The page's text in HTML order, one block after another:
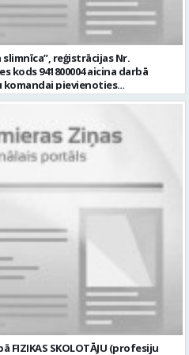
apstākļus; • motivējošu labumu
un slimnīcā noteiktajai kārtībai;
pēc sešiem nostrādātiem
aprakstu (CV) uz e-pasta adresi
“Apkopēja vakance”. Jautājumu
“Strenču psihoneiroloģiskā
Karaņikovu, tālr. 25480530. 1)
personas dati tiks apstrādāti, lai
norisi. 2) Personas datu apstrādes
slimnīca”,
Strenčos, Valmieras novadā, LV
Papildu informāciju par
iegūt interneta mājas
adrese: LATVIJA, Valkas iela 11,
vesela slodze Darbības joma:
Pieteikto vietu skaits: 1 Aktuāla
sūtīt uz e- pastu:
reģistrācijas Nr.
kods 941800004 aicina darbā
komandai pievienoties
daļā. Piedāvājam profesionāli
darba slodzi. Darba līgums
darba laiks. Darba
identificējot iespējamos
un regulāri aktualizēt individuālus
bērna vajadzības, spējas un
vadīt individuālas un, ja
nodarbības, izmantojot
atbilstošus materiālus; •
bērna progresu, atbilstoši tam
ar bērna vecākiem vai
sniedzot konsultācijas un
prasmju veicināšanai ikdienā; •
darbā un integrēt
pacienta ārstēšanas un
ar citiem ārstniecības procesā